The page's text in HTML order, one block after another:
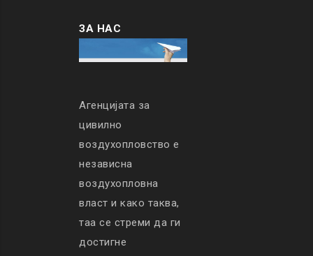
ЗА НАС
Агенцијата за
цивилно
воздухопловство е
независна
воздухопловна
власт и како таква,
таа се стреми да ги
достигне